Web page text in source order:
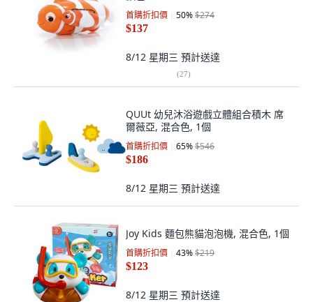
首購折扣價 50%$274
$137
8/12 星期三 預計送達
(27)
QUUt 幼兒沐浴遊戲立體組合積木 席
爾薇亞, 混合色, 1個
首購折扣價 65%$546
$186
8/12 星期三 預計送達
Joy Kids 麵包熊貓泡泡機, 混合色, 1個
首購折扣價 43%$219
$123
8/12 星期三 預計送達